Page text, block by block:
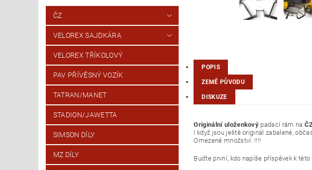
ČZ
VELOREX SAJDKÁRA
VELOREX TŘÍKOLOVÝ
PAV PŘÍVĚSNÝ VOZÍK
TATRAN/MANET
STADION/JAWETTA
SIMSON DÍLY
MZ DÍLY
POPIS
ZEMĚ PŮVODU
DISKUZE
Originální uloženkový padací rám na
I když jsou ještě originál zabalené,
Omezené množství. !!!!
Buďte první, kdo napíše příspěvek k této